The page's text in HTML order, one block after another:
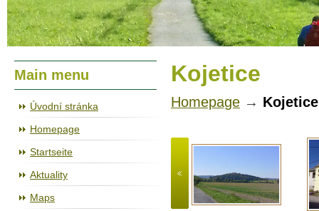
The cycleway Jihlava – Třebíč – Raabs
Main menu
Úvodní stránka
Homepage
Startseite
Aktuality
Maps
Kojetice
Homepage → Kojetice